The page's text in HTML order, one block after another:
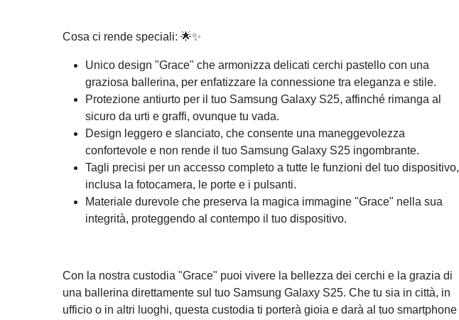
Cosa ci rende speciali: 🌟✨
Unico design "Grace" che armonizza delicati cerchi pastello con una
graziosa ballerina, per enfatizzare la connessione tra eleganza e stile.
Protezione antiurto per il tuo Samsung Galaxy S25, affinché rimanga al
sicuro da urti e graffi, ovunque tu vada.
Design leggero e slanciato, che consente una maneggevolezza
confortevole e non rende il tuo Samsung Galaxy S25 ingombrante.
Tagli precisi per un accesso completo a tutte le funzioni del tuo dispositivo,
inclusa la fotocamera, le porte e i pulsanti.
Materiale durevole che preserva la magica immagine "Grace" nella sua
integrità, proteggendo al contempo il tuo dispositivo.
Con la nostra custodia "Grace" puoi vivere la bellezza dei cerchi e la grazia di
una ballerina direttamente sul tuo Samsung Galaxy S25. Che tu sia in città, in
ufficio o in altri luoghi, questa custodia ti porterà gioia e darà al tuo smartphone